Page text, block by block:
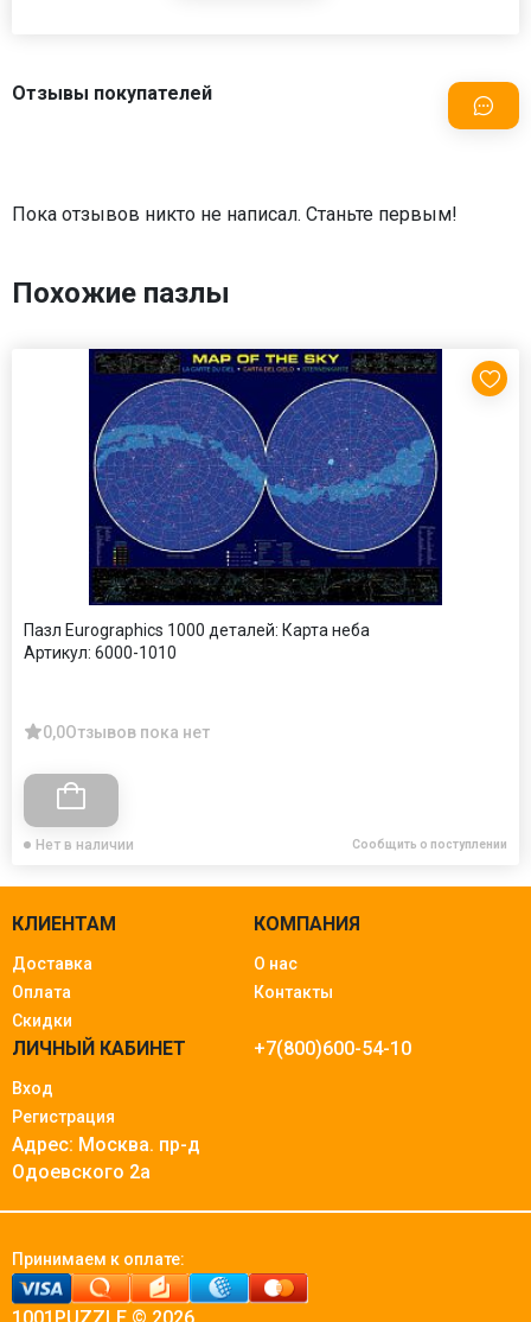
Отзывы покупателей
Пока отзывов никто не написал. Станьте первым!
Похожие пазлы
Пазл Eurographics 1000 деталей: Карта неба
Артикул: 6000-1010
0,0Отзывов пока нет
Нет в наличии Сообщить о поступлении
КЛИЕНТАМ
Доставка
Оплата
Скидки
КОМПАНИЯ
О нас
Контакты
ЛИЧНЫЙ КАБИНЕТ
Вход
Регистрация
+7(800)600-54-10
Адрес: Москва. пр-д
Одоевского 2а
Принимаем к оплате: